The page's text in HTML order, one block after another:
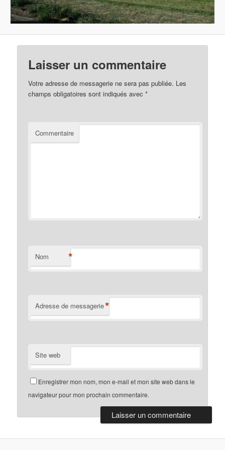
Laisser un commentaire
Votre adresse de messagerie ne sera pas publiée. Les
champs obligatoires sont indiqués avec*
Commentaire
Nom *
Adresse de messagerie*
Site web
Enregistrer mon nom, mon e-mail et mon site web dans le
navigateur pour mon prochain commentaire.